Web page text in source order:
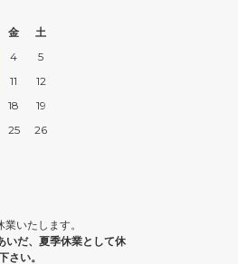
金
土
4
5
11
12
18
19
25
26
いたします。
だ、夏季休業として休
さい。